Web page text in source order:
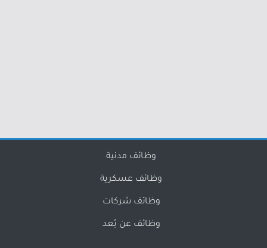
وظائف مدنية
وظائف عسكرية
وظائف شركات
وظائف عن بُعد